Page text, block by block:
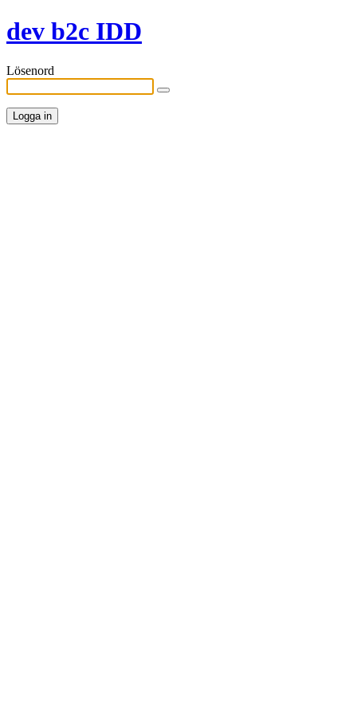
dev b2c IDD
Lösenord